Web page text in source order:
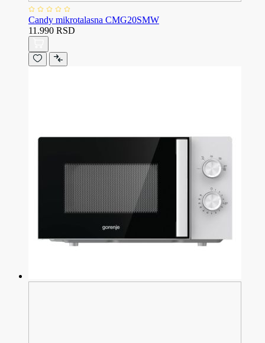
Candy mikrotalasna CMG20SMW
11.990 RSD